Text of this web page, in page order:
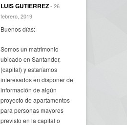
LUIS GUTIERREZ- 26
febrero, 2019
Buenos días:
Somos un matrimonio
ubicado en Santander,
(capital) y estaríamos
interesados en disponer de
información de algún
proyecto de apartamentos
para personas mayores
previsto en la capital o